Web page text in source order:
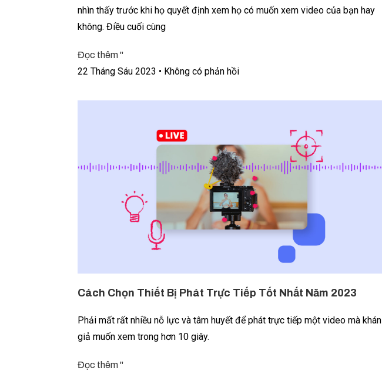
nhìn thấy trước khi họ quyết định xem họ có muốn xem video của bạn hay
không. Điều cuối cùng
Đọc thêm "
22 Tháng Sáu 2023 Không có phản hồi
Cách Chọn Thiết Bị Phát Trực Tiếp Tốt Nhất Năm 2023
Phải mất rất nhiều nỗ lực và tâm huyết để phát trực tiếp một video mà khán
giả muốn xem trong hơn 10 giây.
Đọc thêm "